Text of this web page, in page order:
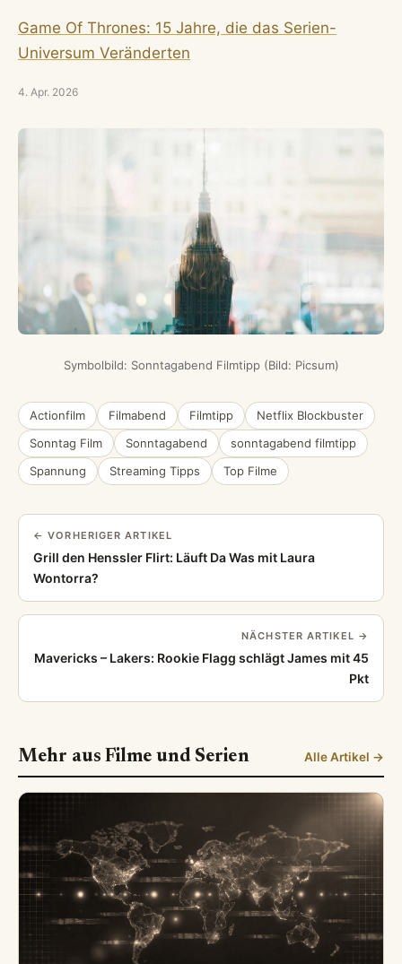
Game Of Thrones: 15 Jahre, die das Serien-
Universum Veränderten
4. Apr. 2026
Symbolbild: Sonntagabend Filmtipp (Bild: Picsum)
Actionfilm Filmabend Filmtipp
Netflix Blockbuster
Sonntag Film
Sonntagabend
sonntagabend filmtipp
Spannung
Streaming Tipps Top Filme
← VORHERIGER ARTIKEL
Grill den Henssler Flirt: Läuft Da Was mit Laura
Wontorra?
NÄCHSTER ARTIKEL →
Mavericks – Lakers: Rookie Flagg schlägt James mit 45
Pkt
Mehr aus Filme und Serien Alle Artikel →